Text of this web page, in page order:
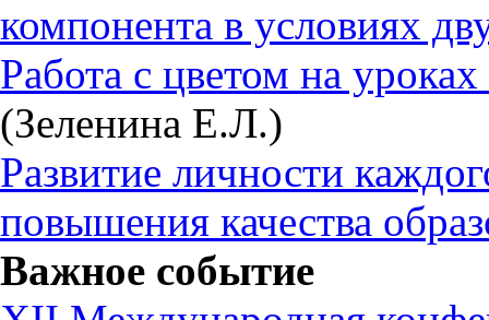
компонента в условиях
Работа с цветом на
(Зеленина Е.Л.)
Развитие личности
повышения качества
Важное событие